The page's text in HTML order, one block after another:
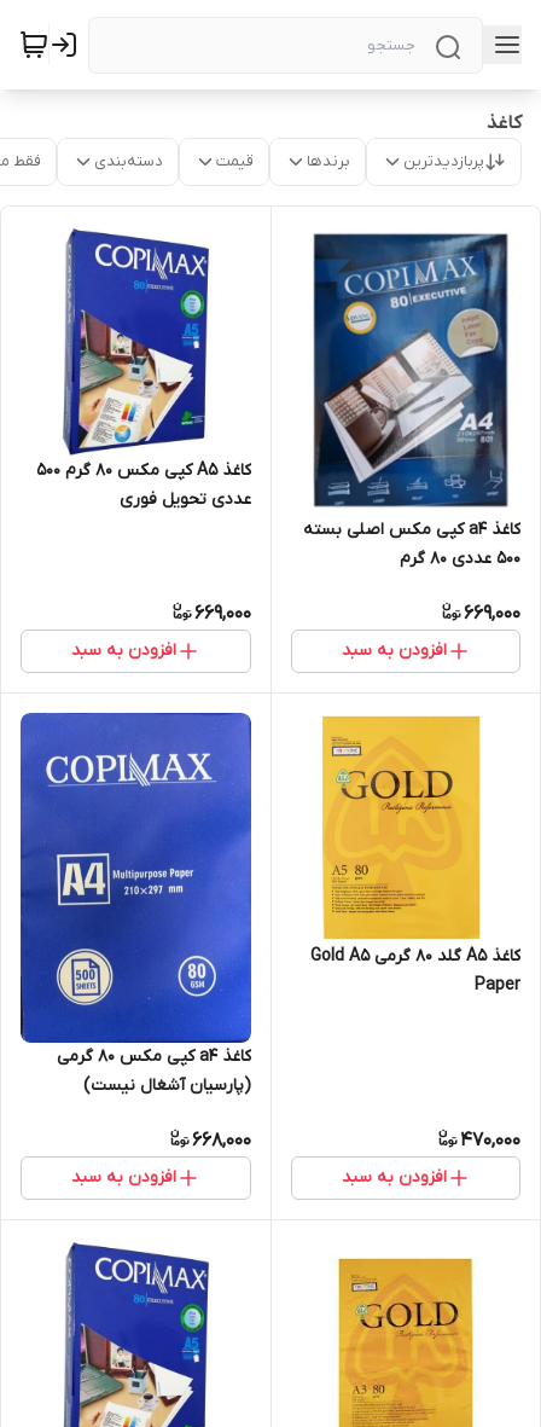
کاغذ
پربازدیدترین برندها قیمت دسته‌بندی فقط
کاغذ a4 کپی مکس اصلی بسته
500 عددی 80 گرم
669,000
افزودن به سبد
کاغذ A5 کپی مکس 80 گرم 500
عددی تحویل فوری
669,000
افزودن به سبد
کاغذ A5 گلد 80 گرمی Gold A5
Paper
470,000
افزودن به سبد
کاغذ a4 کپی مکس 80 گرمی
(پارسیان آشغال نیست)
668,000
افزودن به سبد